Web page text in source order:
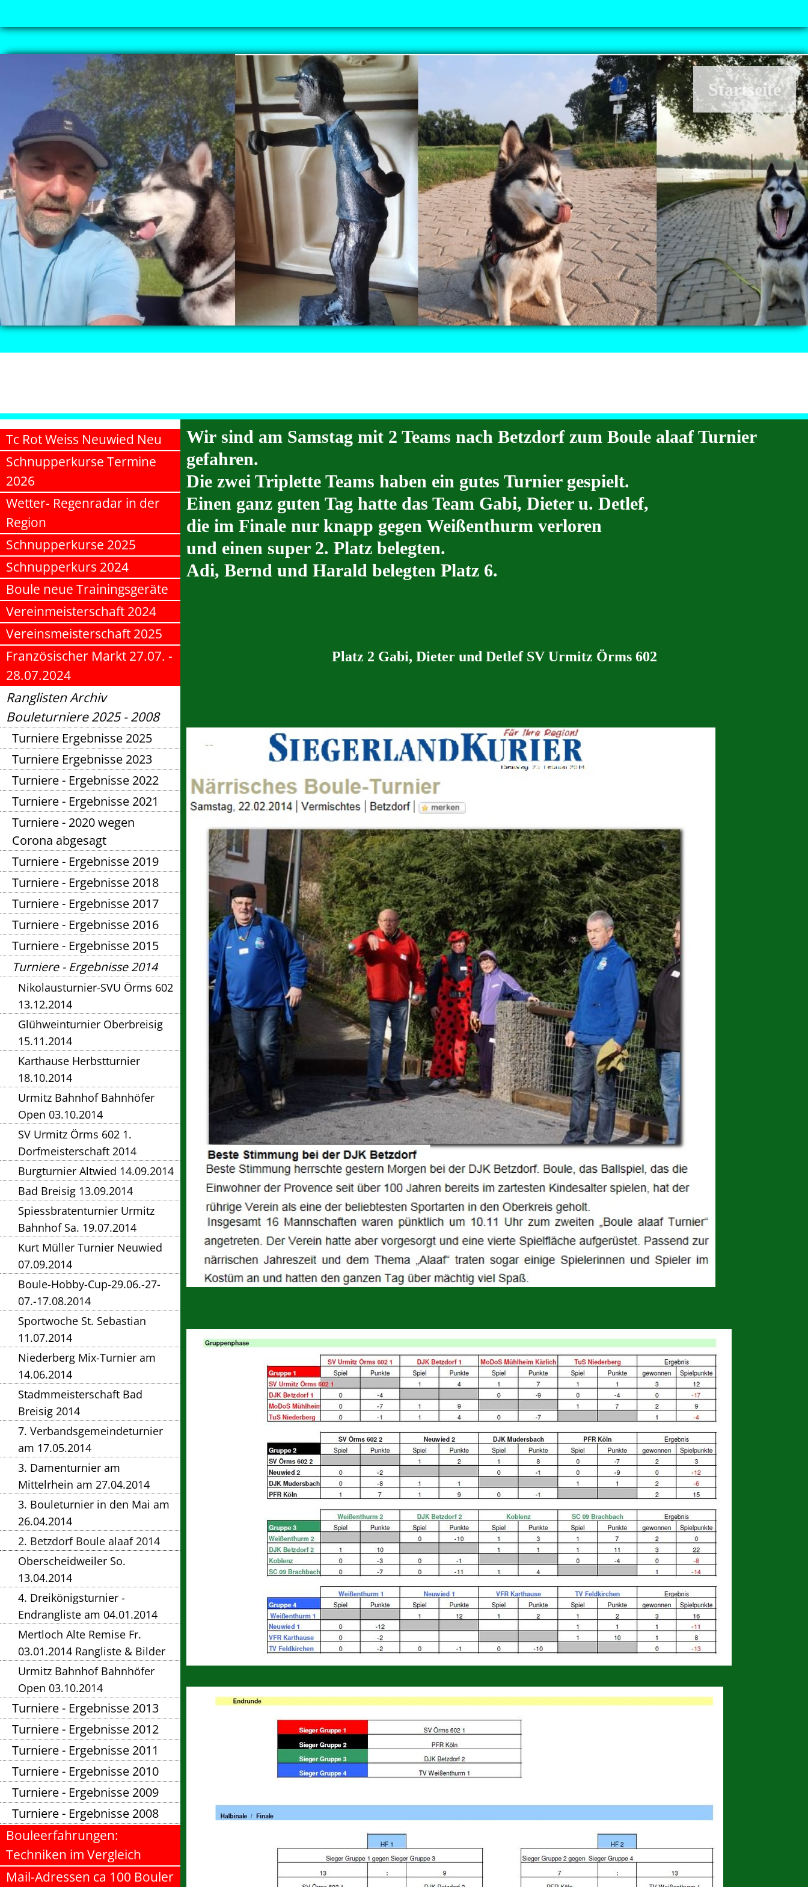
Startseite
Tc Rot Weiss Neuwied Neu
Schnupperkurse Termine
2026
Wetter- Regenradar in der
Region
Schnupperkurse 2025
Schnupperkurs 2024
Boule neue Trainingsgeräte
Vereinmeisterschaft 2024
Vereinsmeisterschaft 2025
Französischer Markt 27.07. -
28.07.2024
Ranglisten Archiv
Bouleturniere 2025 - 2008
Turniere Ergebnisse 2025
Turniere Ergebnisse 2023
Turniere - Ergebnisse 2022
Turniere - Ergebnisse 2021
Turniere - 2020 wegen
Corona abgesagt
Turniere - Ergebnisse 2019
Turniere - Ergebnisse 2018
Turniere - Ergebnisse 2017
Turniere - Ergebnisse 2016
Turniere - Ergebnisse 2015
Turniere - Ergebnisse 2014
Nikolausturnier-SVU Örms 602
13.12.2014
Glühweinturnier Oberbreisig
15.11.2014
Karthause Herbstturnier
18.10.2014
Urmitz Bahnhof Bahnhöfer
Open 03.10.2014
SV Urmitz Örms 602 1.
Dorfmeisterschaft 2014
Burgturnier Altwied 14.09.2014
Bad Breisig 13.09.2014
Spiessbratenturnier Urmitz
Bahnhof Sa. 19.07.2014
Kurt Müller Turnier Neuwied
07.09.2014
Boule-Hobby-Cup-29.06.-27-
07.-17.08.2014
Sportwoche St. Sebastian
11.07.2014
Niederberg Mix-Turnier am
14.06.2014
Stadmmeisterschaft Bad
Breisig 2014
7. Verbandsgemeindeturnier
am 17.05.2014
3. Damenturnier am
Mittelrhein am 27.04.2014
3. Bouleturnier in den Mai am
26.04.2014
2. Betzdorf Boule alaaf 2014
Oberscheidweiler So.
13.04.2014
4. Dreikönigsturnier -
Endrangliste am 04.01.2014
Mertloch Alte Remise Fr.
03.01.2014 Rangliste & Bilder
Urmitz Bahnhof Bahnhöfer
Open 03.10.2014
Turniere - Ergebnisse 2013
Turniere - Ergebnisse 2012
Turniere - Ergebnisse 2011
Turniere - Ergebnisse 2010
Turniere - Ergebnisse 2009
Turniere - Ergebnisse 2008
Bouleerfahrungen:
Techniken im Vergleich
Mail-Adressen ca 100 Bouler
Wir sind am Samstag mit 2 Teams nach Betzdorf zum Boule alaaf Turnier
gefahren.
Die zwei Triplette Teams haben ein gutes Turnier gespielt.
Einen ganz guten Tag hatte das Team Gabi, Dieter u. Detlef,
die im Finale nur knapp gegen Weißenthurm verloren
und einen super 2. Platz belegten.
Adi, Bernd und Harald belegten Platz 6.
Platz 2 Gabi, Dieter und Detlef SV Urmitz Örms 602